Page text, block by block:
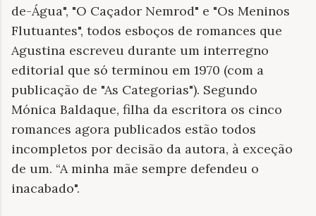
de-Água", "O Caçador Nemrod" e "Os Meninos
Flutuantes", todos esboços de romances que
Agustina escreveu durante um interregno
editorial que só terminou em 1970 (com a
publicação de "As Categorias"). Segundo
Mónica Baldaque, filha da escritora os cinco
romances agora publicados estão todos
incompletos por decisão da autora, à exceção
de um. “A minha mãe sempre defendeu o
inacabado".